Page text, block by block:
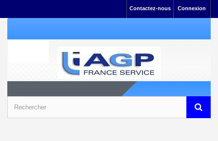
Connexion
Contactez-nous